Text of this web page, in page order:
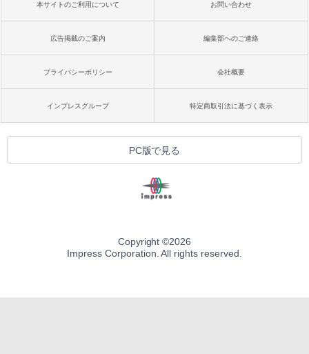
本サイトのご利用について お問い合わせ
広告掲載のご案内 編集部へのご連絡
プライバシーポリシー 会社概要
インプレスグループ 特定商取引法に基づく表示
PC版で見る
Copyright ©2026
Impress Corporation. All rights reserved.